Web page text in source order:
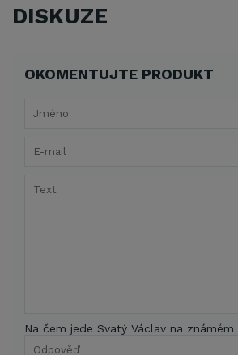
DISKUZE
OKOMENTUJTE PRODUKT
Na čem jede Svatý Václav na